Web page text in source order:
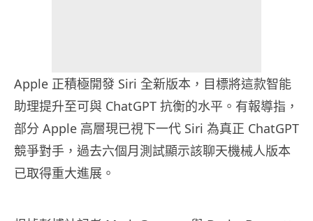
Apple 正積極開發 Siri 全新版本，目標將這款智能
助理提升至可與 ChatGPT 抗衡的水平。有報導指，
部分 Apple 高層現已視下一代 Siri 為真正 ChatGPT
競爭對手，過去六個月測試顯示該聊天機械人版本
已取得重大進展。